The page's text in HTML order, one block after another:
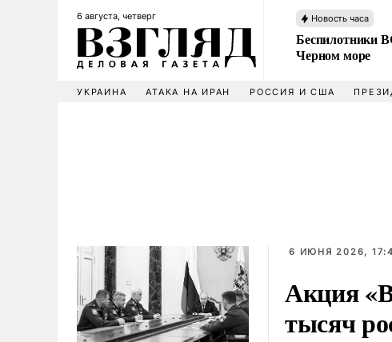
6 августа, четверг Новость часа
Беспилотники
Черном море
УКРАИНА АТАКА НА ИРАН РОССИЯ И США
6 ИЮНЯ 2026,
Акция
тысяч